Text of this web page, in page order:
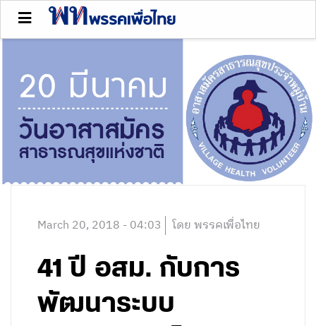
March 20, 2018 - 04:03 โดย พรรคเพื่อไทย
41 ปี อสม. กับการ
พัฒนาระบบ